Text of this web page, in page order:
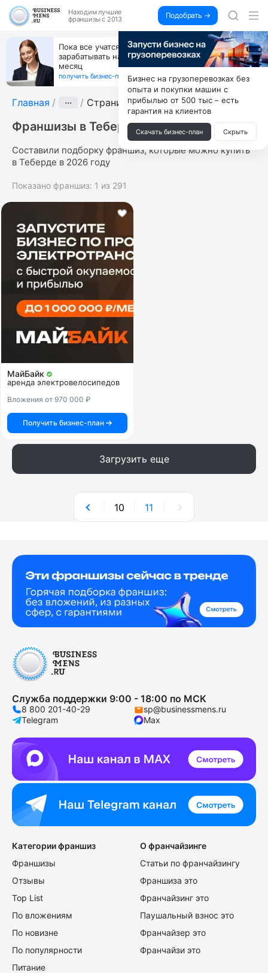
Находим лучшие
франшизы с 2013
Подобрать →
Пока все учатся пользоваться ИИ, вы можете
зарабатывать на их обучении по 500 тыс. каждый
месяц
получить бизнес-план ↓
Главная ··· Страница 11
Франшизы в Теберде
Составили подборку франшиз, которые можно купить
в Теберде в 2026 году
Показано франшиз: 1 из 291
МайБайк
аренда электровелосипедов
Вложения от 970 000 ₽
Получить бизнес-план
Загрузить еще
10 11
Бизнес на грузоперевозках без
опыта и покупки машин с
прибылью от 500 тыс – есть
гарантия на клиентов
Скачать бизнес-план Скрыть
Служба поддержки 9:00 - 18:00 по МСК
8 800 201-40-29
sp@businessmens.ru
Telegram
Max
Категории франшиз
Франшизы
Отзывы
Top List
По вложениям
По новизне
По популярности
Питание
О франчайзинге
Статьи по франчайзингу
Франшиза это
Франчайзинг это
Паушальный взнос это
Франчайзер это
Франчайзи это